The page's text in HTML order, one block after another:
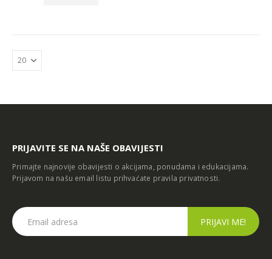
PRIJAVITE SE NA NAŠE OBAVIJESTI
Primajte najnovije obavijesti o akcijama, ponudama i edukacijama.
Prijavom na našu email listu prihvaćate pravila privatnosti.